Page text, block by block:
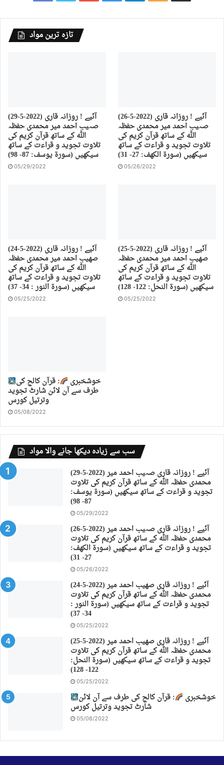
تازہ ترین مواد
(29-5-2022) آئیے ! روزانہ قاری
صہیب احمد میر محمدی حفظہ
اللہ کے ساتھ قرآن کریم کی
تلاوت تجوید و قراءت کے ساتھ
سیکھیں (سورة يوسف: 87- 98)
05/29/2022
(26-5-2022) آئیے ! روزانہ قاری
صہیب احمد میر محمدی حفظہ
اللہ کے ساتھ قرآن کریم کی
تلاوت تجوید و قراءت کے ساتھ
سیکھیں (سورة الكهف: 27- 31)
05/26/2022
(24-5-2022) آئیے ! روزانہ قاری
صهیب احمد میر محمدی حفظہ
اللہ کے ساتھ قرآن کریم کی
تلاوت تجوید و قراءت کے ساتھ
سیکھیں (سورة النور : 34- 37)
05/25/2022
(25-5-2022) آئیے ! روزانہ قاری
صهیب احمد میر محمدی حفظہ
اللہ کے ساتھ قرآن کریم کی
تلاوت تجوید و قراءت کے ساتھ
سیکھیں (سورة النحل: 122- 128)
05/25/2022
خوشخبری : قرآن کالج کی
طرف سے آن لائن شارٹ تجوید
وترتیل کورس
05/08/2022
سب سے زیادہ دیکھا جانے والا مواد
(29-5-2022) آئیے ! روزانہ قاری صہیب احمد میر
محمدی حفظہ اللہ کے ساتھ قرآن کریم کی تلاوت
تجوید و قراءت کے ساتھ سیکھیں (سورة يوسف:
87- 98)
05/29/2022
(26-5-2022) آئیے ! روزانہ قاری صہیب احمد میر
محمدی حفظہ اللہ کے ساتھ قرآن کریم کی تلاوت
تجوید و قراءت کے ساتھ سیکھیں (سورة الكهف:
27- 31)
05/26/2022
(24-5-2022) آئیے ! روزانہ قاری صهیب احمد میر
محمدی حفظہ اللہ کے ساتھ قرآن کریم کی تلاوت
تجوید و قراءت کے ساتھ سیکھیں (سورة النور :
34- 37)
05/25/2022
(25-5-2022) آئیے ! روزانہ قاری صهیب احمد میر
محمدی حفظہ اللہ کے ساتھ قرآن کریم کی تلاوت
تجوید و قراءت کے ساتھ سیکھیں (سورة النحل:
122- 128)
05/25/2022
خوشخبری : قرآن کالج کی طرف سے آن لائن
شارٹ تجوید وترتیل کورس
05/08/2022